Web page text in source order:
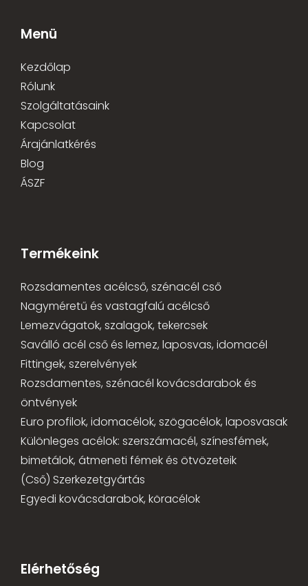
Menü
Kezdőlap
Rólunk
Szolgáltatásaink
Kapcsolat
Árajánlatkérés
Blog
ÁSZF
Termékeink
Rozsdamentes acélcső, szénacél cső
Nagyméretű és vastagfalú acélcső
Lemezvágatok, szalagok, tekercsek
Saválló acél cső és lemez, laposvas, idomacél
Fittingek, szerelvények
Rozsdamentes, szénacél kovácsdarabok és
öntvények
Euro profilok, idomacélok, szögacélok, laposvasak
Különleges acélok: szerszámacél, színesfémek,
bimetálok, átmeneti fémek és ötvözeteik
(Cső) Szerkezetgyártás
Egyedi kovácsdarabok, köracélok
Elérhetőség